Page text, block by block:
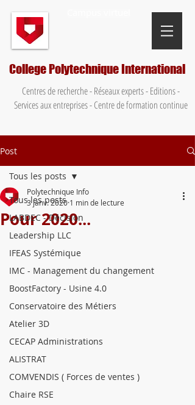
College Polytechnique International
Centres de recherche - Réseaux experts - Editions -
Services aux entreprises - Centre de formation continue
Post
Tous les posts
LABDEC - Décision
Leadership LLC
IFEAS Systémique
IMC - Management du changement
BoostFactory - Usine 4.0
Conservatoire des Métiers
Atelier 3D
CECAP Administrations
ALISTRAT
COMVENDIS ( Forces de ventes )
Chaire RSE
Tous les posts
Pour 2020...
Polytechnique Info
3 janv. 2020 1 min de lecture